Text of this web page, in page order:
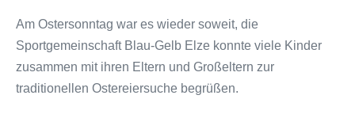
Am Ostersonntag war es wieder soweit, die
Sportgemeinschaft Blau-Gelb Elze konnte viele Kinder
zusammen mit ihren Eltern und Großeltern zur
traditionellen Ostereiersuche begrüßen.